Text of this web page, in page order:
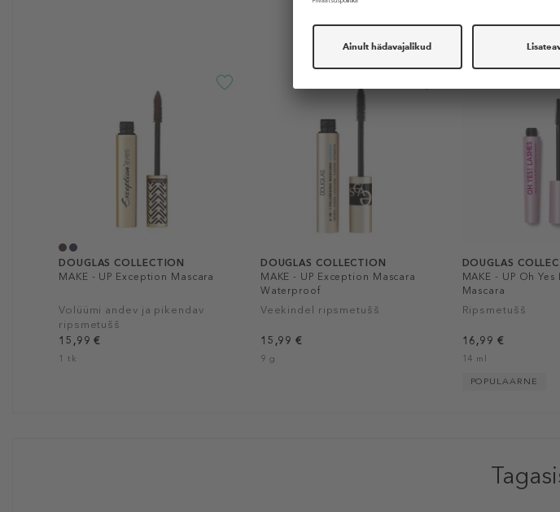
DOUGLAS COLLECTION
MAKE - UP Exception Mascara
Volüümi andev ja pikendav
ripsmetušš
15,99 €
1 tk
DOUGLAS COLLECTION
MAKE - UP Exception Mascara
Waterproof
Veekindel ripsmetušš
15,99 €
9 g
DOUGLAS
MAKE - UP Oh Yes
Mascara
Ripsmetušš
16,99 €
14 ml
POPULAARNE